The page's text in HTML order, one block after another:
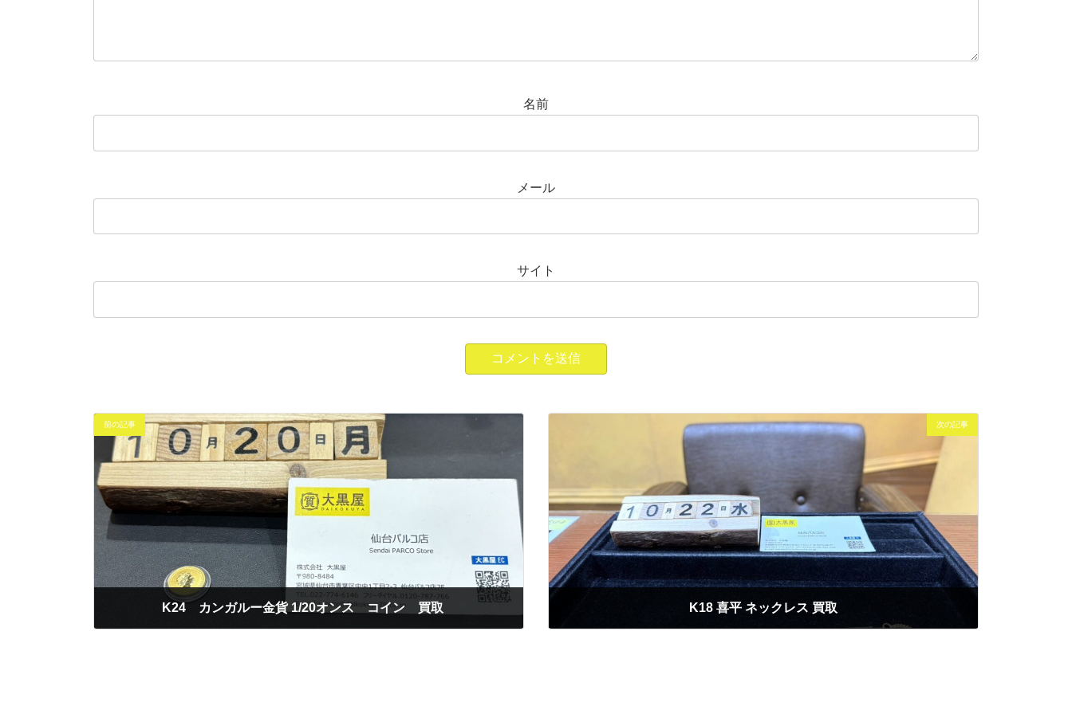
名前
メール
サイト
前の記事
K24 カンガルー金貨 1/20オンス コイン 買取
次の記事
K18 喜平 ネックレス 買取